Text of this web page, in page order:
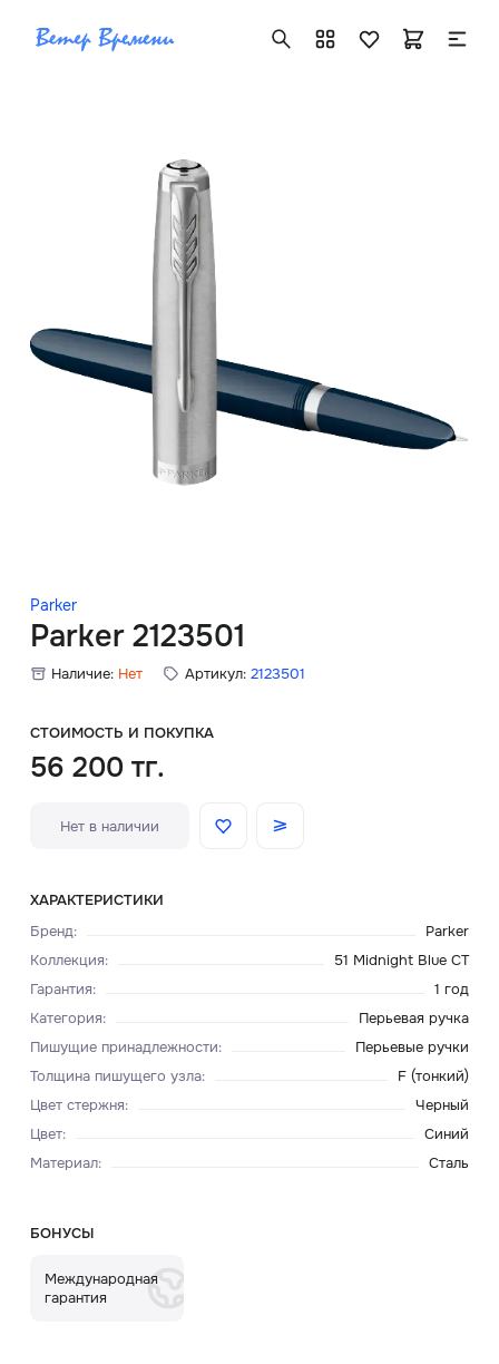
Parker
Parker 2123501
Наличие: Нет Артикул: 2123501
СТОИМОСТЬ И ПОКУПКА
56 200 тг.
Нет в наличии
ХАРАКТЕРИСТИКИ
Бренд:
Parker
Коллекция:
51 Midnight Blue CT
Гарантия:
1 год
Категория:
Перьевая ручка
Пишущие принадлежности:
Перьевые ручки
Толщина пишущего узла:
F (тонкий)
Цвет стержня:
Черный
Цвет:
Синий
Материал: Сталь
БОНУСЫ
Международная
гарантия
Каталог
Женские часы
Главная
О нас